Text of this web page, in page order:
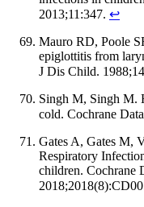
2013;11:347. ↩
Mauro RD, Poole
epiglottitis from
J Dis Child.
Singh M, Singh M.
cold. Cochrane
Gates A, Gates M,
Respiratory
children. Cochrane